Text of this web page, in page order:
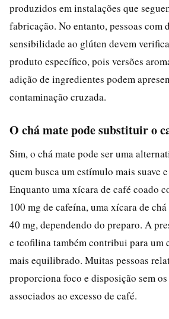
produzidos em instalações que
fabricação. No entanto, pessoas com
sensibilidade ao glúten devem
produto específico, pois versões
adição de ingredientes podem
contaminação cruzada.
O chá mate pode substituir o
Sim, o chá mate pode ser uma
quem busca um estímulo mais suave
Enquanto uma xícara de café coado
100 mg de cafeína, uma xícara de
40 mg, dependendo do preparo. A
e teofilina também contribui para um
mais equilibrado. Muitas pessoas
proporciona foco e disposição sem
associados ao excesso de café.